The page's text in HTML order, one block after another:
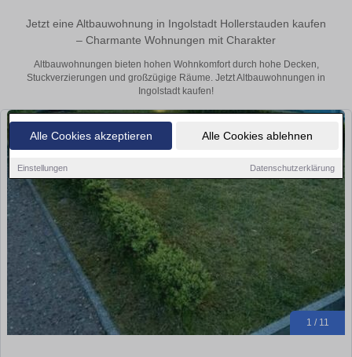
Alle Cookies akzeptieren Alle Cookies ablehnen
Einstellungen Datenschutzerklärung
Jetzt eine Altbauwohnung in Ingolstadt Hollerstauden kaufen
– Charmante Wohnungen mit Charakter
Altbauwohnungen bieten hohen Wohnkomfort durch hohe Decken,
Stuckverzierungen und großzügige Räume. Jetzt Altbauwohnungen in
Ingolstadt kaufen!
1 / 11